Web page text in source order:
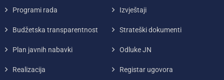
Programi rada Izvještaji
Budžetska transparentnost Strateški dokumenti
Plan javnih nabavki Odluke JN
Realizacija Registar ugovora